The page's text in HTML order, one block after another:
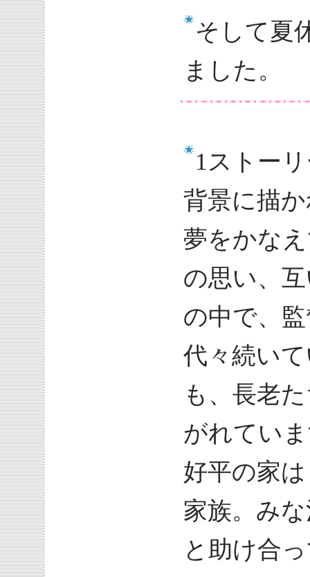
そして夏
ました。
1ストー
背景に描
夢をかな
の思い、
の中で、
代々続い
も、長老
がれてい
好平の家
家族。み
と助け合